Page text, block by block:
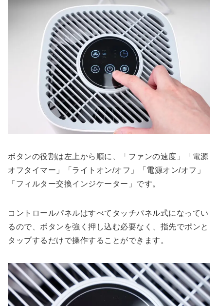
ボタンの役割は左上から順に、「ファンの速度」「電源
オフタイマー」「ライトオン/オフ」「電源オン/オフ」
「フィルター交換インジケーター」です。
コントロールパネルはすべてタッチパネル式になってい
るので、ボタンを強く押し込む必要なく、指先でポンと
タップするだけで操作することができます。